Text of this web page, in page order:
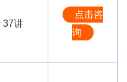
37讲
点击咨
询